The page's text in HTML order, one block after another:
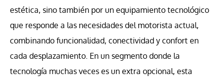
estética, sino también por un equipamiento tecnológico
que responde a las necesidades del motorista actual,
combinando funcionalidad, conectividad y confort en
cada desplazamiento. En un segmento donde la
tecnología muchas veces es un extra opcional, esta